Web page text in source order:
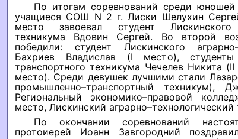
По итогам соревнований среди
учащиеся СОШ N 2 г. Лиски Шелухин
место завоевал студент Лискинского
техникума Вдовин Сергей. Во второй
победили: студент Лискинского
Бахриев Владислав (I место), студенты
транспортного техникума Чечелев Никита
место). Среди девушек лучшими стали
промышленно–транспортный техникум),
Региональный экономико–правовой
место, Лискинский аграрно–технологический
По окончании соревнований
протоиерей Иоанн Завгородний